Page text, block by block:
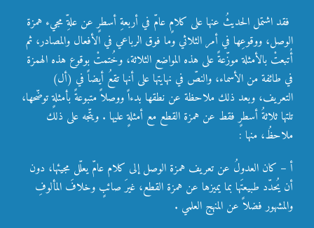
فقد اشتمل الحديثُ عنها على كلامٍ عامّ في أربعةِ أسطرٍ عن علةِّ مجيء همزة
الوصل، ووقوعِها في أمر الثلاثي وما فوق الرباعي في الأفعال والمصادر، ثم
أُتبعتْ بالأمثلة موزّعةً على هذه المواضع الثلاثة، وخُتمتْ بوقوع هذه الهمزة
في طائفة من الأسماء، والنصّ في نهايتها على أنها تقعُ أيضاً في (أل)
التعريف، وبعد ذلك ملاحظة عن نطقها بدءاً ووصلاً متبوعةً بأمثلةٍ توضّحها،
تلتها ثلاثةُ أسطرٍ فقط عن همزة القطع مع أمثلةٍ عليها . ويتّجه على ذلك
ملاحظُ، منها :
أ – كان العدولُ عن تعريف همزة الوصل إلى كلام عامّ يعلّل مجيئها، دون
أن يُحدّد طبيعتَها بما يميزها عن همزة القطع، غيرَ صائبٍ وخلافَ المألوفِ
والمشهور فضلاً عن المنهج العلمي .